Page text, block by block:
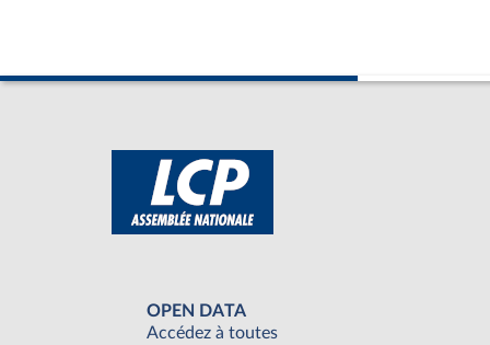
OPEN DATA
Accédez à toutes